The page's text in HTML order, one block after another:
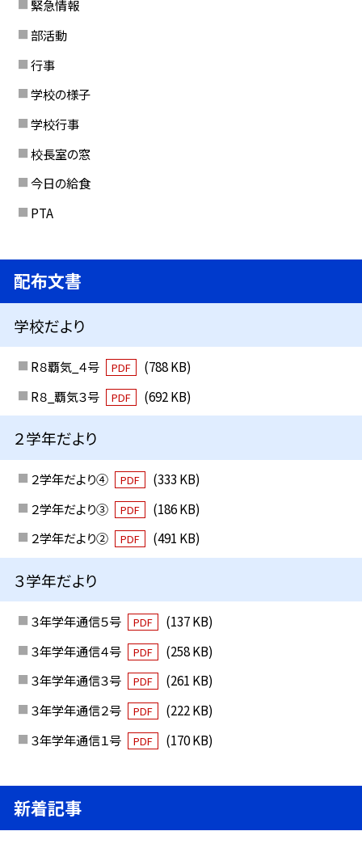
緊急情報
部活動
行事
学校の様子
学校行事
校長室の窓
今日の給食
PTA
配布文書
学校だより
R８覇気_４号 PDF
(788 KB)
R８_覇気３号
PDF (692 KB)
２学年だより
２学年だより④ PDF
(333 KB)
２学年だより③
PDF
(186 KB)
２学年だより②
PDF (491 KB)
３学年だより
３年学年通信５号 PDF
(137 KB)
３年学年通信４号
PDF
(258 KB)
３年学年通信３号
PDF
(261 KB)
３年学年通信２号
PDF
(222 KB)
３年学年通信１号
PDF (170 KB)
新着記事